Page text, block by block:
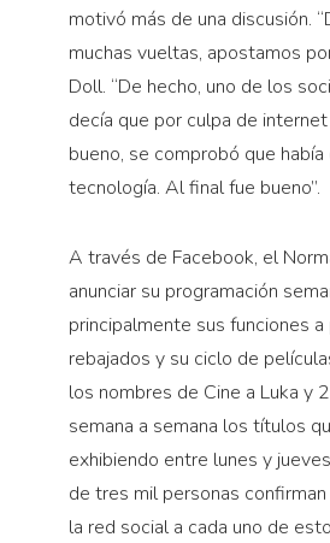
motivó más de una discusión.
muchas vueltas, apostamos
Doll. “De hecho, uno de los
decía que por culpa de
bueno, se comprobó que había
tecnología. Al final fue bueno”.
A través de Facebook, el
anunciar su programación
principalmente sus funciones a
rebajados y su ciclo de
los nombres de Cine a Luka y
semana a semana los títulos
exhibiendo entre lunes y
de tres mil personas
la red social a cada uno de